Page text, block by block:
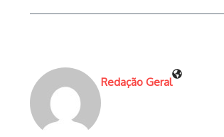
Redação Geral